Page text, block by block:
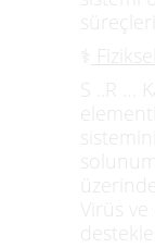
S ..R …
elementi
Virüs